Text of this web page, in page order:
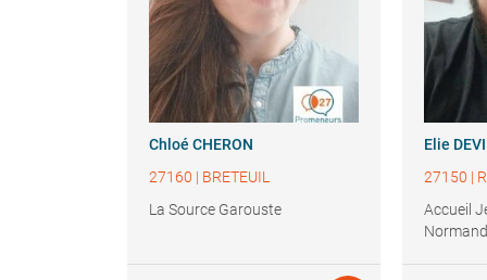
Chloé CHERON
27160 | BRETEUIL
La Source Garouste
Elie
27150 |
Accueil